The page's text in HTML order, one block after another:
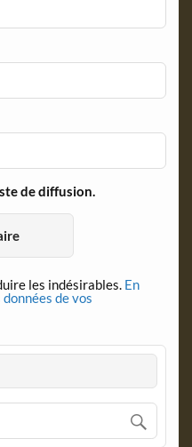
de diffusion.
les indésirables. En
de vos